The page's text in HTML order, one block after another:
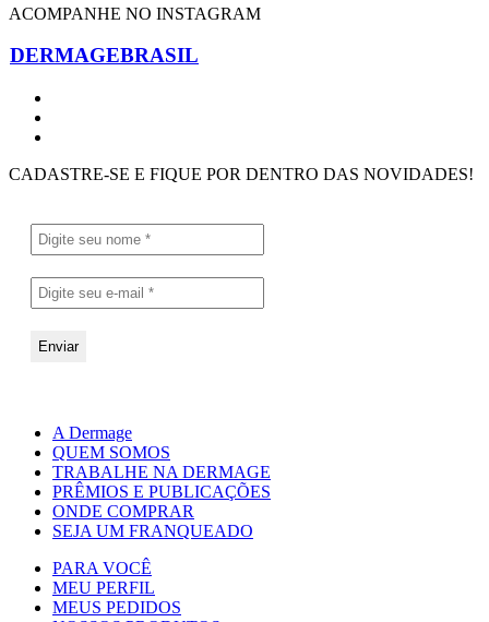
ACOMPANHE NO INSTAGRAM
DERMAGEBRASIL
CADASTRE-SE E FIQUE POR DENTRO DAS NOVIDADES!
A Dermage
QUEM SOMOS
TRABALHE NA DERMAGE
PRÊMIOS E PUBLICAÇÕES
ONDE COMPRAR
SEJA UM FRANQUEADO
PARA VOCÊ
MEU PERFIL
MEUS PEDIDOS